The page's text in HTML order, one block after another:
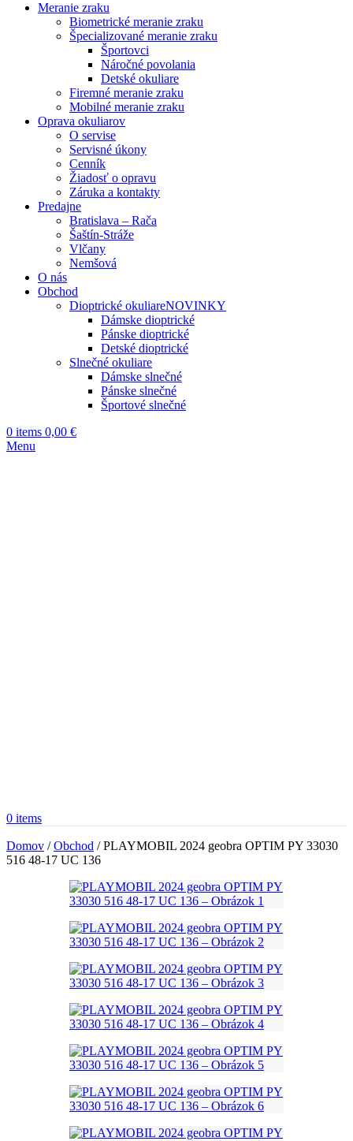
Meranie zraku
Biometrické meranie zraku
Špecializované meranie zraku
Športovci
Náročné povolania
Detské okuliare
Firemné meranie zraku
Mobilné meranie zraku
Oprava okuliarov
O servise
Servisné úkony
Cenník
Žiadosť o opravu
Záruka a kontakty
Predajne
Bratislava – Rača
Šaštín-Stráže
Vlčany
Nemšová
O nás
Obchod
Dioptrické okuliareNOVINKY
Dámske dioptrické
Pánske dioptrické
Detské dioptrické
Slnečné okuliare
Dámske slnečné
Pánske slnečné
Športové slnečné
0 items 0,00 €
Menu
0 items
Domov /Obchod /PLAYMOBIL 2024 geobra OPTIM PY 33030
516 48-17 UC 136